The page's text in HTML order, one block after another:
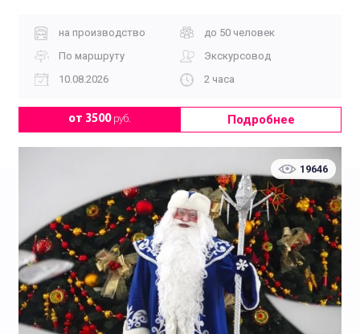
на производство
до 50 человек
По маршруту
Экскурсовод
10.08.2026
2 часа
от 3500руб. Подробнее
19646